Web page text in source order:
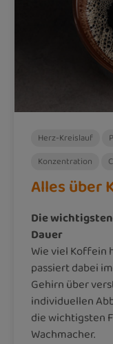
Herz-Kreislauf
Konzentration
Alles über
Die
Dauer
Wie viel Koffein
passiert dabei
Gehirn über
individuellen
die wichtigsten
Wachmacher.